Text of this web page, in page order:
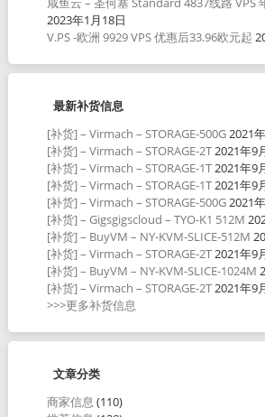
2023年1月18日
V.PS -欧洲 9929 VPS 优惠后33.96欧元起
最新补货信息
[补货] – Virmach – STORAGE-500G2021
[补货] – Virmach – STORAGE-2T2021年9
[补货] – Virmach – STORAGE-1T2021年9
[补货] – Virmach – STORAGE-1T2021年9
[补货] – Virmach – STORAGE-500G2021
[补货] – Gigsgigscloud – TYO-K1 512M
[补货] – BuyVM – NY-KVM-SLICE-512M
[补货] – Virmach – STORAGE-2T2021年9
[补货] – BuyVM – NY-KVM-SLICE-1024M
[补货] – Virmach – STORAGE-2T2021年9
>>>更多补货信息
文章分类
商家信息 (110)